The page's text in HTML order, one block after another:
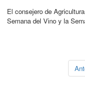
publicación:
El consejero de
Semana del Vino y la